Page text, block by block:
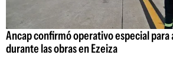
Ancap confirmó operativo especial para
durante las obras en Ezeiza